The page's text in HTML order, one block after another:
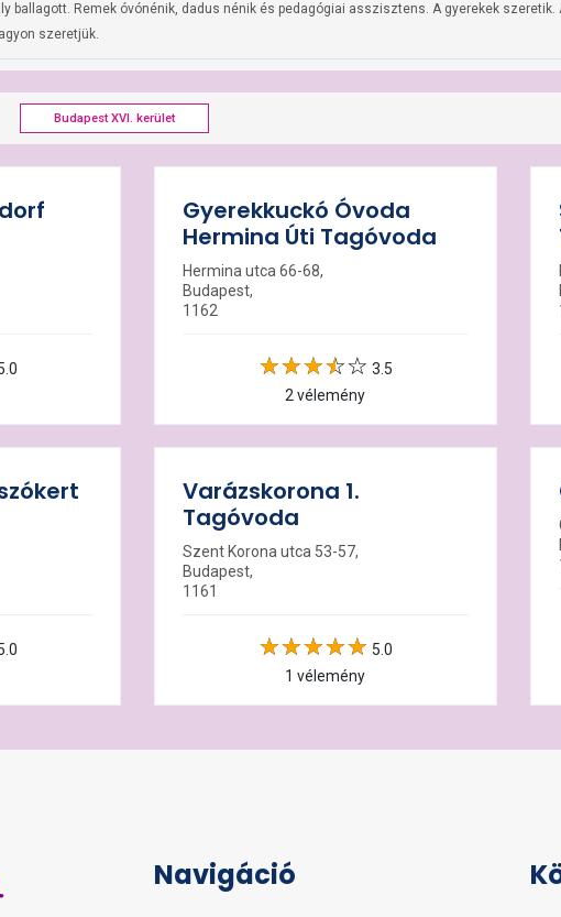
ballagott. Remek óvónénik, dadus nénik és pedagógiai asszisztens. A gyerekek szeretik.
szeretjük.
Budapest XVI. kerület
Gyerekkuckó Óvoda
Hermina Úti Tagóvoda
Hermina utca 66-68,
Budapest,
1162
3.5
2 vélemény
Varázskorona 1.
Tagóvoda
Szent Korona utca 53-57,
Budapest,
1161
5.0
1 vélemény
Navigáció